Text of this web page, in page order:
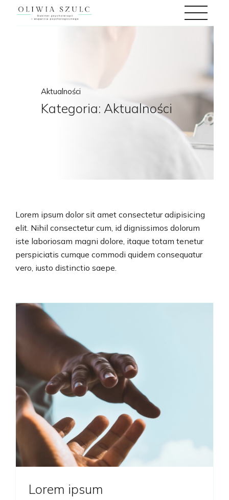
Aktualności
Kategoria: Aktualności
Lorem ipsum dolor sit amet consectetur adipisicing
elit. Nihil consectetur cum, id dignissimos dolorum
iste laboriosam magni dolore, itaque totam tenetur
perspiciatis cumque commodi quidem consequatur
vero, iusto distinctio saepe.
Lorem ipsum